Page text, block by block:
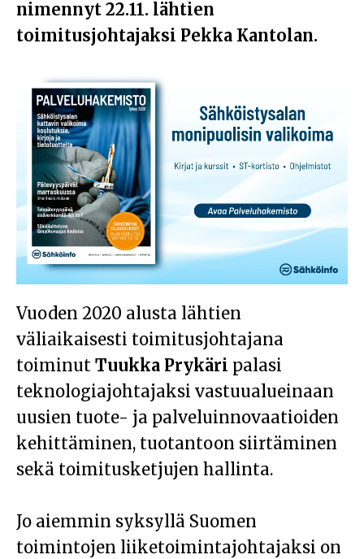
nimennyt 22.11. lähtien
toimitusjohtajaksi Pekka Kantolan.
Vuoden 2020 alusta lähtien
väliaikaisesti toimitusjohtajana
toiminut Tuukka Prykäri palasi
teknologiajohtajaksi vastuualueinaan
uusien tuote- ja palveluinnovaatioiden
kehittäminen, tuotantoon siirtäminen
sekä toimitusketjujen hallinta.
Jo aiemmin syksyllä Suomen
toimintojen liiketoimintajohtajaksi on